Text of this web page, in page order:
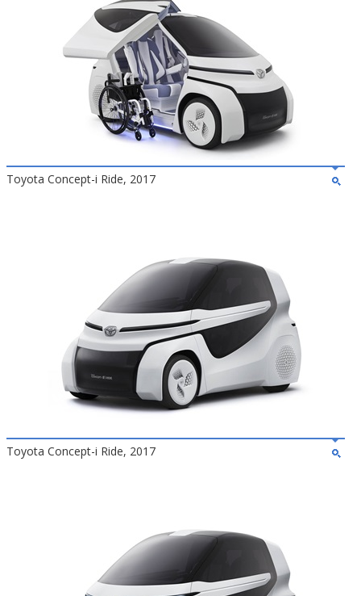
Toyota Concept-i Ride, 2017
Toyota Concept-i Ride, 2017